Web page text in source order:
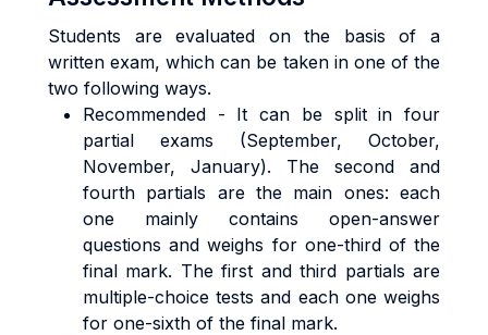
Students are evaluated on the basis of a
written exam, which can be taken in one of the
two following ways.
Recommended - It can be split in four
partial exams (September, October,
November, January). The second and
fourth partials are the main ones: each
one mainly contains open-answer
questions and weighs for one-third of the
final mark. The first and third partials are
multiple-choice tests and each one weighs
for one-sixth of the final mark.